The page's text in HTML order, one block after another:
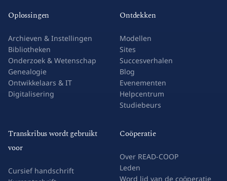
Oplossingen
Archieven & Instellingen
Bibliotheken
Onderzoek & Wetenschap
Genealogie
Ontwikkelaars & IT
Ontdekken
Modellen
Sites
Succesverhalen
Blog
Evenementen
Transkribus wordt gebruikt
voor
Coöperatie
Over READ-COOP